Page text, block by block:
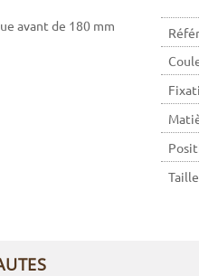
avant de 180 mm
Taille